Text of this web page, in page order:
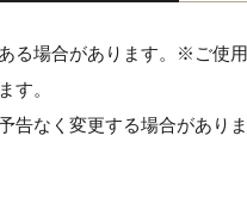
る場合があります。※ご使
す。
なく変更する場合があり